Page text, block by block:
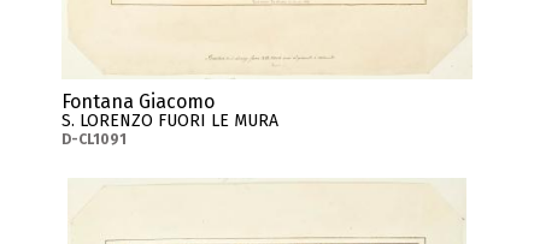
Fontana Giacomo
S. LORENZO FUORI LE MURA
D-CL1091